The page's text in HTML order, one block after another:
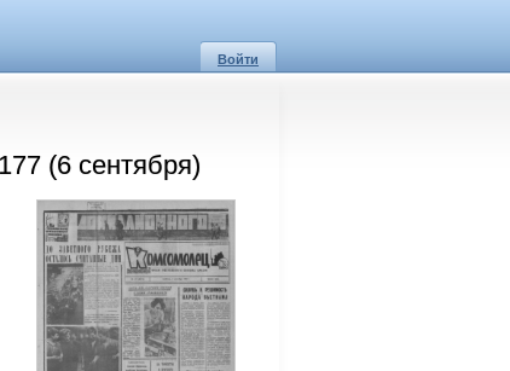
Войти
(6 сентября)